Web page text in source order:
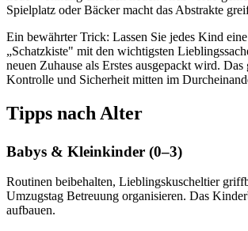
Spielplatz oder Bäcker macht das Abstrakte
Ein bewährter Trick: Lassen Sie jedes Kind
„Schatzkiste" mit den wichtigsten
neuen Zuhause als Erstes ausgepackt wird.
Kontrolle und Sicherheit mitten im
Tipps nach Alter
Babys & Kleinkinder (0–3)
Routinen beibehalten, Lieblingskuscheltier
Umzugstag Betreuung organisieren. Das
aufbauen.